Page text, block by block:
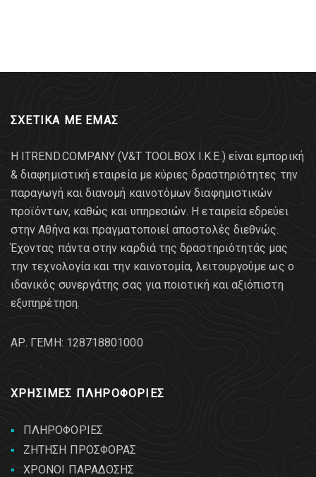
ΣΧΕΤΙΚΑ ΜΕ ΕΜΑΣ
Η ITREND.COMPANY (V&T TOOLBOX Ι.Κ.Ε.) είναι εμπορική
& διαφημιστική εταιρεία με κύριες δραστηριότητες την
παραγωγή και διανομή καινοτόμων διαφημιστικών
προϊόντων, καθώς και υπηρεσιών. Η εταιρεία εδρεύει
στην Αθήνα και πραγματοποιεί αποστολές διεθνώς.
Έχοντας πάντα στην καρδιά της δραστηριότητάς μας
την τεχνολογία και την καινοτομία, λειτουργούμε ως ο
ιδανικός συνεργάτης σας για ποιοτική και αξιόπιστη
εξυπηρέτηση.
AΡ. ΓΕΜΗ: 128718801000
ΧΡΗΣΙΜΕΣ ΠΛΗΡΟΦΟΡΙΕΣ
ΠΛΗΡΟΦΟΡΙΕΣ
ΖΗΤΗΣΗ ΠΡΟΣΦΟΡΑΣ
ΧΡΟΝΟΙ ΠΑΡΑΔΟΣΗΣ